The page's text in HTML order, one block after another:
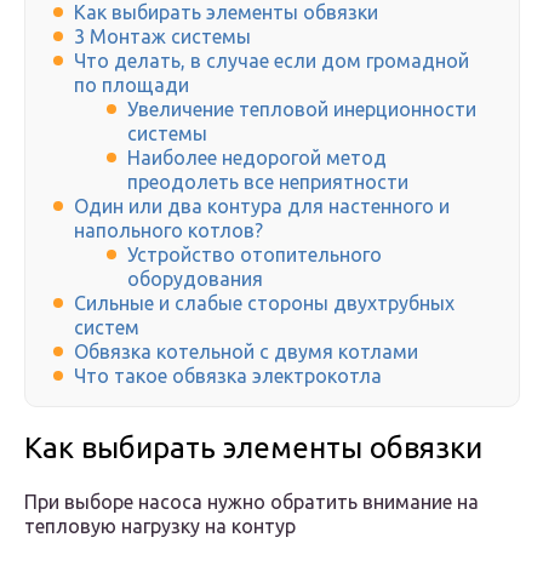
Как выбирать элементы обвязки
3 Монтаж системы
Что делать, в случае если дом громадной
по площади
Увеличение тепловой инерционности
системы
Наиболее недорогой метод
преодолеть все неприятности
Один или два контура для настенного и
напольного котлов?
Устройство отопительного
оборудования
Сильные и слабые стороны двухтрубных
систем
Обвязка котельной с двумя котлами
Что такое обвязка электрокотла
Как выбирать элементы обвязки
При выборе насоса нужно обратить внимание на
тепловую нагрузку на контур